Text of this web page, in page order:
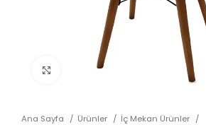
Büyütmek için tıklayın
Ana Sayfa Ürünler
İç Mekan Ürünler